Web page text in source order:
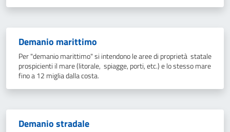
Demanio marittimo
Per "demanio marittimo" si intendono le aree di proprietà statale
prospicienti il mare (litorale, spiagge, porti, etc.) e lo stesso mare
fino a 12 miglia dalla costa.
Demanio stradale